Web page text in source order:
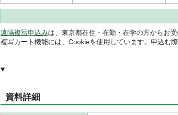
遠隔複写申込みは、東京都在住・在勤・在学の方からお受
複写カート機能には、Cookieを使用しています。申込む
資料詳細